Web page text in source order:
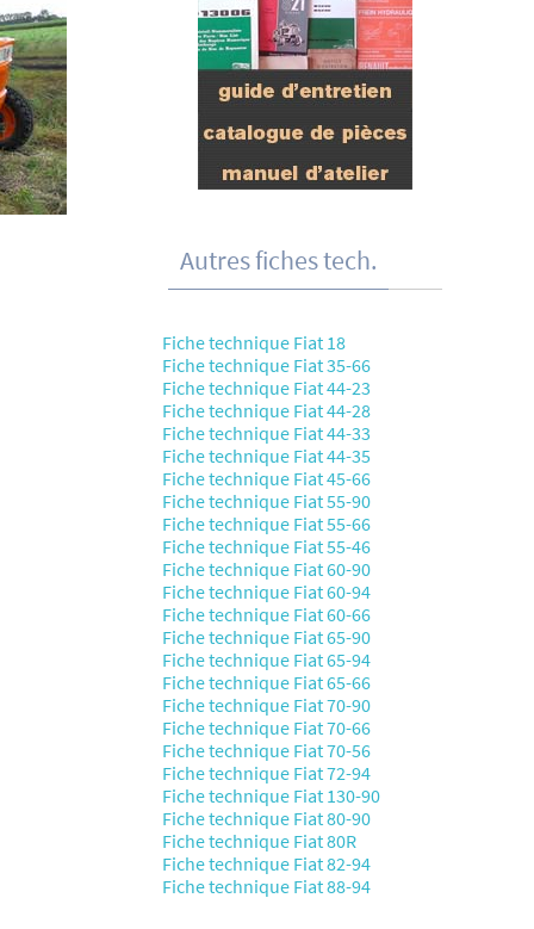
Autres fiches tech.
Fiche technique Fiat 18
Fiche technique Fiat 35-66
Fiche technique Fiat 44-23
Fiche technique Fiat 44-28
Fiche technique Fiat 44-33
Fiche technique Fiat 44-35
Fiche technique Fiat 45-66
Fiche technique Fiat 55-90
Fiche technique Fiat 55-66
Fiche technique Fiat 55-46
Fiche technique Fiat 60-90
Fiche technique Fiat 60-94
Fiche technique Fiat 60-66
Fiche technique Fiat 65-90
Fiche technique Fiat 65-94
Fiche technique Fiat 65-66
Fiche technique Fiat 70-90
Fiche technique Fiat 70-66
Fiche technique Fiat 70-56
Fiche technique Fiat 72-94
Fiche technique Fiat 130-90
Fiche technique Fiat 80-90
Fiche technique Fiat 80R
Fiche technique Fiat 82-94
Fiche technique Fiat 88-94